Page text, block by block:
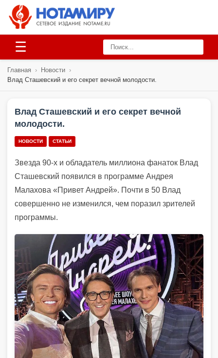
☰
Главная › Новости ›
Влад Сташевский и его секрет вечной молодости.
Влад Сташевский и его секрет вечной
молодости.
НОВОСТИ СТАТЬИ
Звезда 90-х и обладатель миллиона фанаток Влад
Сташевский появился в программе Андрея
Малахова «Привет Андрей». Почти в 50 Влад
совершенно не изменился, чем поразил зрителей
программы.